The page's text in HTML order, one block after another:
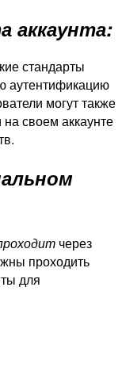
аккаунта:
стандарты
аутентификацию
могут также
своем аккаунте
через
проходить
для